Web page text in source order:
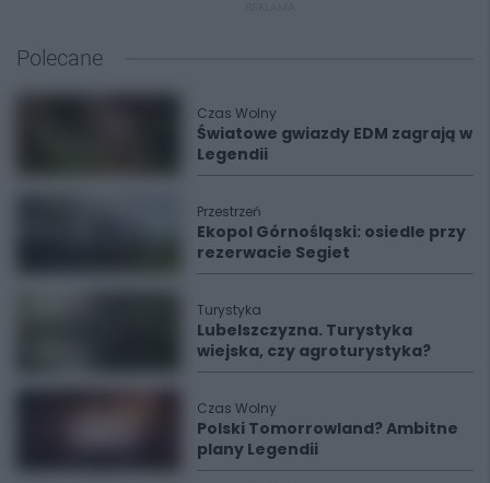
Polecane
Czas Wolny
Światowe gwiazdy EDM zagrają w
Legendii
Przestrzeń
Ekopol Górnośląski: osiedle przy
rezerwacie Segiet
Turystyka
Lubelszczyzna. Turystyka
wiejska, czy agroturystyka?
Czas Wolny
Polski Tomorrowland? Ambitne
plany Legendii